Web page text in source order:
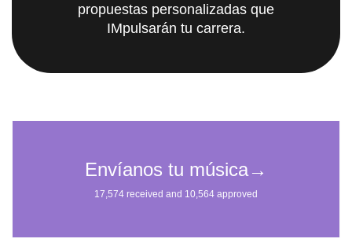
propuestas personalizadas que
IMpulsarán tu carrera.